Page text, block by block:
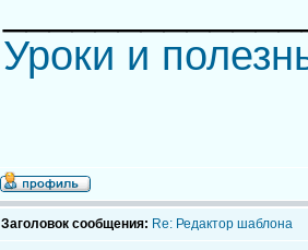
Уроки и
Заголовок сообщения: Re: Редактор шаблона